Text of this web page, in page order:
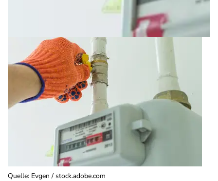
Quelle: Evgen / stock.adobe.com